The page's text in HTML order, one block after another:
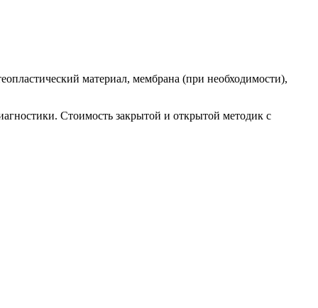
материал, мембрана (при необходимости),
Стоимость закрытой и открытой методик с